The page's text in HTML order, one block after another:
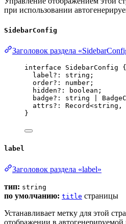
при использовании
SidebarConfig
Заголовок раздела
interface SidebarConfig {
label?: string ;
order?: number ;
hidden?: boolean ;
badge?: string
attrs?: Record<string ,
}
label
Заголовок раздела «label»
тип: string
по умолчанию: title страницы
Устанавливает метку для этой
отображении в автогенерируемой